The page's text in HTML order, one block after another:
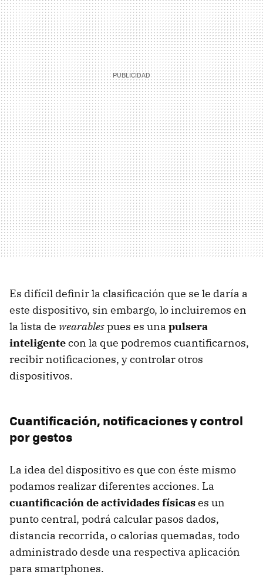
Es difícil definir la clasificación que se le daría a
este dispositivo, sin embargo, lo incluiremos en
la lista de wearablespues es una pulsera
inteligentecon la que podremos cuantificarnos,
recibir notificaciones, y controlar otros
dispositivos.
Cuantificación, notificaciones y control
por gestos
La idea del dispositivo es que con éste mismo
podamos realizar diferentes acciones. La
cuantificación de actividades físicases un
punto central, podrá calcular pasos dados,
distancia recorrida, o calorias quemadas, todo
administrado desde una respectiva aplicación
para smartphones.